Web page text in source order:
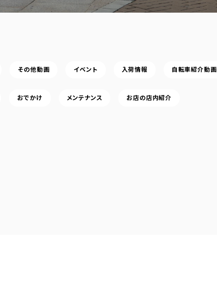
その他動画 イベント 入荷情報 自転車紹介動画
おでかけ メンテナンス お店の店内紹介